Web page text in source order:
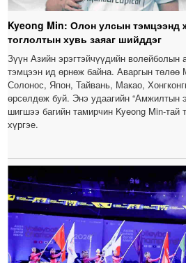
Kyeong Min: Олон улсын тэмцээнд
тоглолтын хувь заяаг шийддэг
Зүүн Азийн эрэгтэйчүүдийн волейболын
тэмцээн ид өрнөж байна. Аваргын
Солонос, Япон, Тайвань, Макао,
өрсөлдөж буй. Энэ удаагийн “Амжилтын
шигшээ багийн тамирчин Kyeong Min-тай
хүргэе.